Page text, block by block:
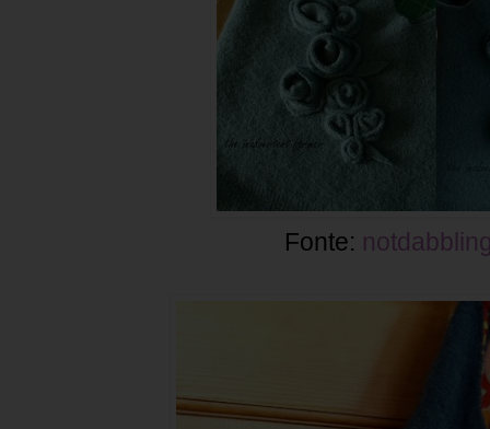
Fonte: